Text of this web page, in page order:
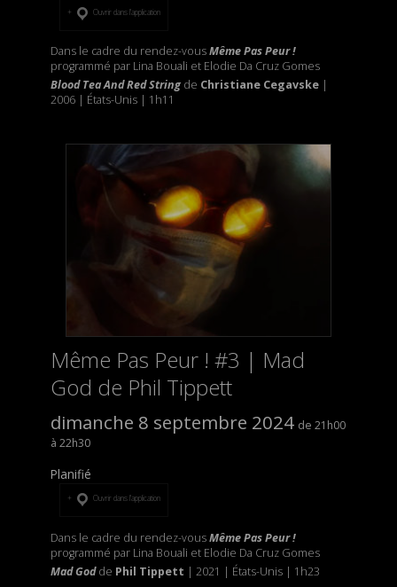
Ouvrir dans l’application
Dans le cadre du rendez-vousMême Pas Peur !
programmé par Lina Bouali et Elodie Da Cruz Gomes
Blood Tea And Red String de Christiane Cegavske|
2006 | États-Unis | 1h11
Même Pas Peur ! #3 | Mad
God de Phil Tippett
dimanche 8 septembre 2024
21h00
22h30
Planifié
Ouvrir dans l’application
Dans le cadre du rendez-vousMême Pas Peur !
programmé par Lina Bouali et Elodie Da Cruz Gomes
Mad Godde Phil Tippett | 2021 | États-Unis | 1h23